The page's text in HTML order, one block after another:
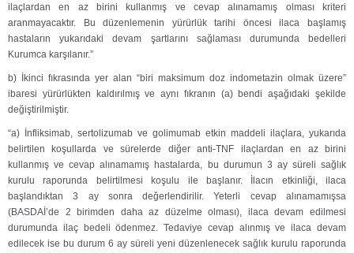
ilaçlardan en az birini kullanmış ve cevap alınamamış olması kriteri
aranmayacaktır. Bu düzenlemenin yürürlük tarihi öncesi ilaca başlamış
hastaların yukarıdaki devam şartlarını sağlaması durumunda bedelleri
Kurumca karşılanır.”
b) İkinci fıkrasında yer alan “biri maksimum doz indometazin olmak üzere”
ibaresi yürürlükten kaldırılmış ve aynı fıkranın (a) bendi aşağıdaki şekilde
değiştirilmiştir.
“a) İnfliksimab, sertolizumab ve golimumab etkin maddeli ilaçlara, yukarıda
belirtilen koşullarda ve sürelerde diğer anti-TNF ilaçlardan en az birini
kullanmış ve cevap alınamamış hastalarda, bu durumun 3 ay süreli sağlık
kurulu raporunda belirtilmesi koşulu ile başlanır. İlacın etkinliği, ilaca
başlandıktan 3 ay sonra değerlendirilir. Yeterli cevap alınamamışsa
(BASDAİ’de 2 birimden daha az düzelme olması), ilaca devam edilmesi
durumunda ilaç bedeli ödenmez. Tedaviye cevap alınmış ve ilaca devam
edilecek ise bu durum 6 ay süreli yeni düzenlenecek sağlık kurulu raporunda